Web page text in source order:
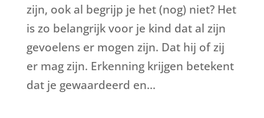
zijn, ook al begrijp je het (nog) niet? Het
is zo belangrijk voor je kind dat al zijn
gevoelens er mogen zijn. Dat hij of zij
er mag zijn. Erkenning krijgen betekent
dat je gewaardeerd en...